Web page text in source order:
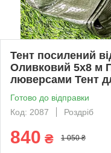
Тент посилений
Оливковий 5х8 м
люверсами Тент
Готово до відправки
Код: 2087
Роздріб
840 ₴ 1 050 ₴